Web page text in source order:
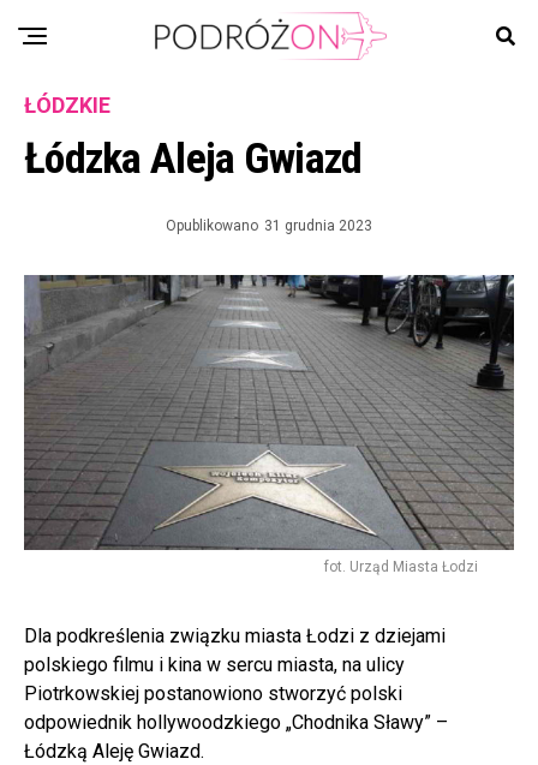
ŁÓDZKIE
Łódzka Aleja Gwiazd
Opublikowano 31 grudnia 2023
fot. Urząd Miasta Łodzi
Dla podkreślenia związku miasta Łodzi z dziejami
polskiego filmu i kina w sercu miasta, na ulicy
Piotrkowskiej postanowiono stworzyć polski
odpowiednik hollywoodzkiego „Chodnika Sławy” –
Łódzką Aleję Gwiazd.